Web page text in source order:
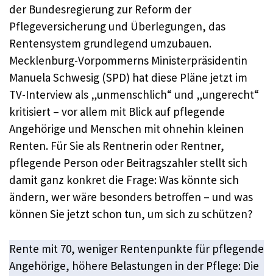
der Bundesregierung zur Reform der
Pflegeversicherung und Überlegungen, das
Rentensystem grundlegend umzubauen.
Mecklenburg-Vorpommerns Ministerpräsidentin
Manuela Schwesig (SPD) hat diese Pläne jetzt im
TV-Interview als „unmenschlich“ und „ungerecht“
kritisiert – vor allem mit Blick auf pflegende
Angehörige und Menschen mit ohnehin kleinen
Renten. Für Sie als Rentnerin oder Rentner,
pflegende Person oder Beitragszahler stellt sich
damit ganz konkret die Frage: Was könnte sich
ändern, wer wäre besonders betroffen – und was
können Sie jetzt schon tun, um sich zu schützen?
Rente mit 70, weniger Rentenpunkte für pflegende
Angehörige, höhere Belastungen in der Pflege: Die